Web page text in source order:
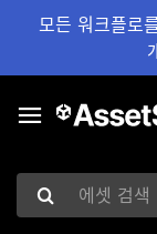
모든 워크플로
에셋 검색